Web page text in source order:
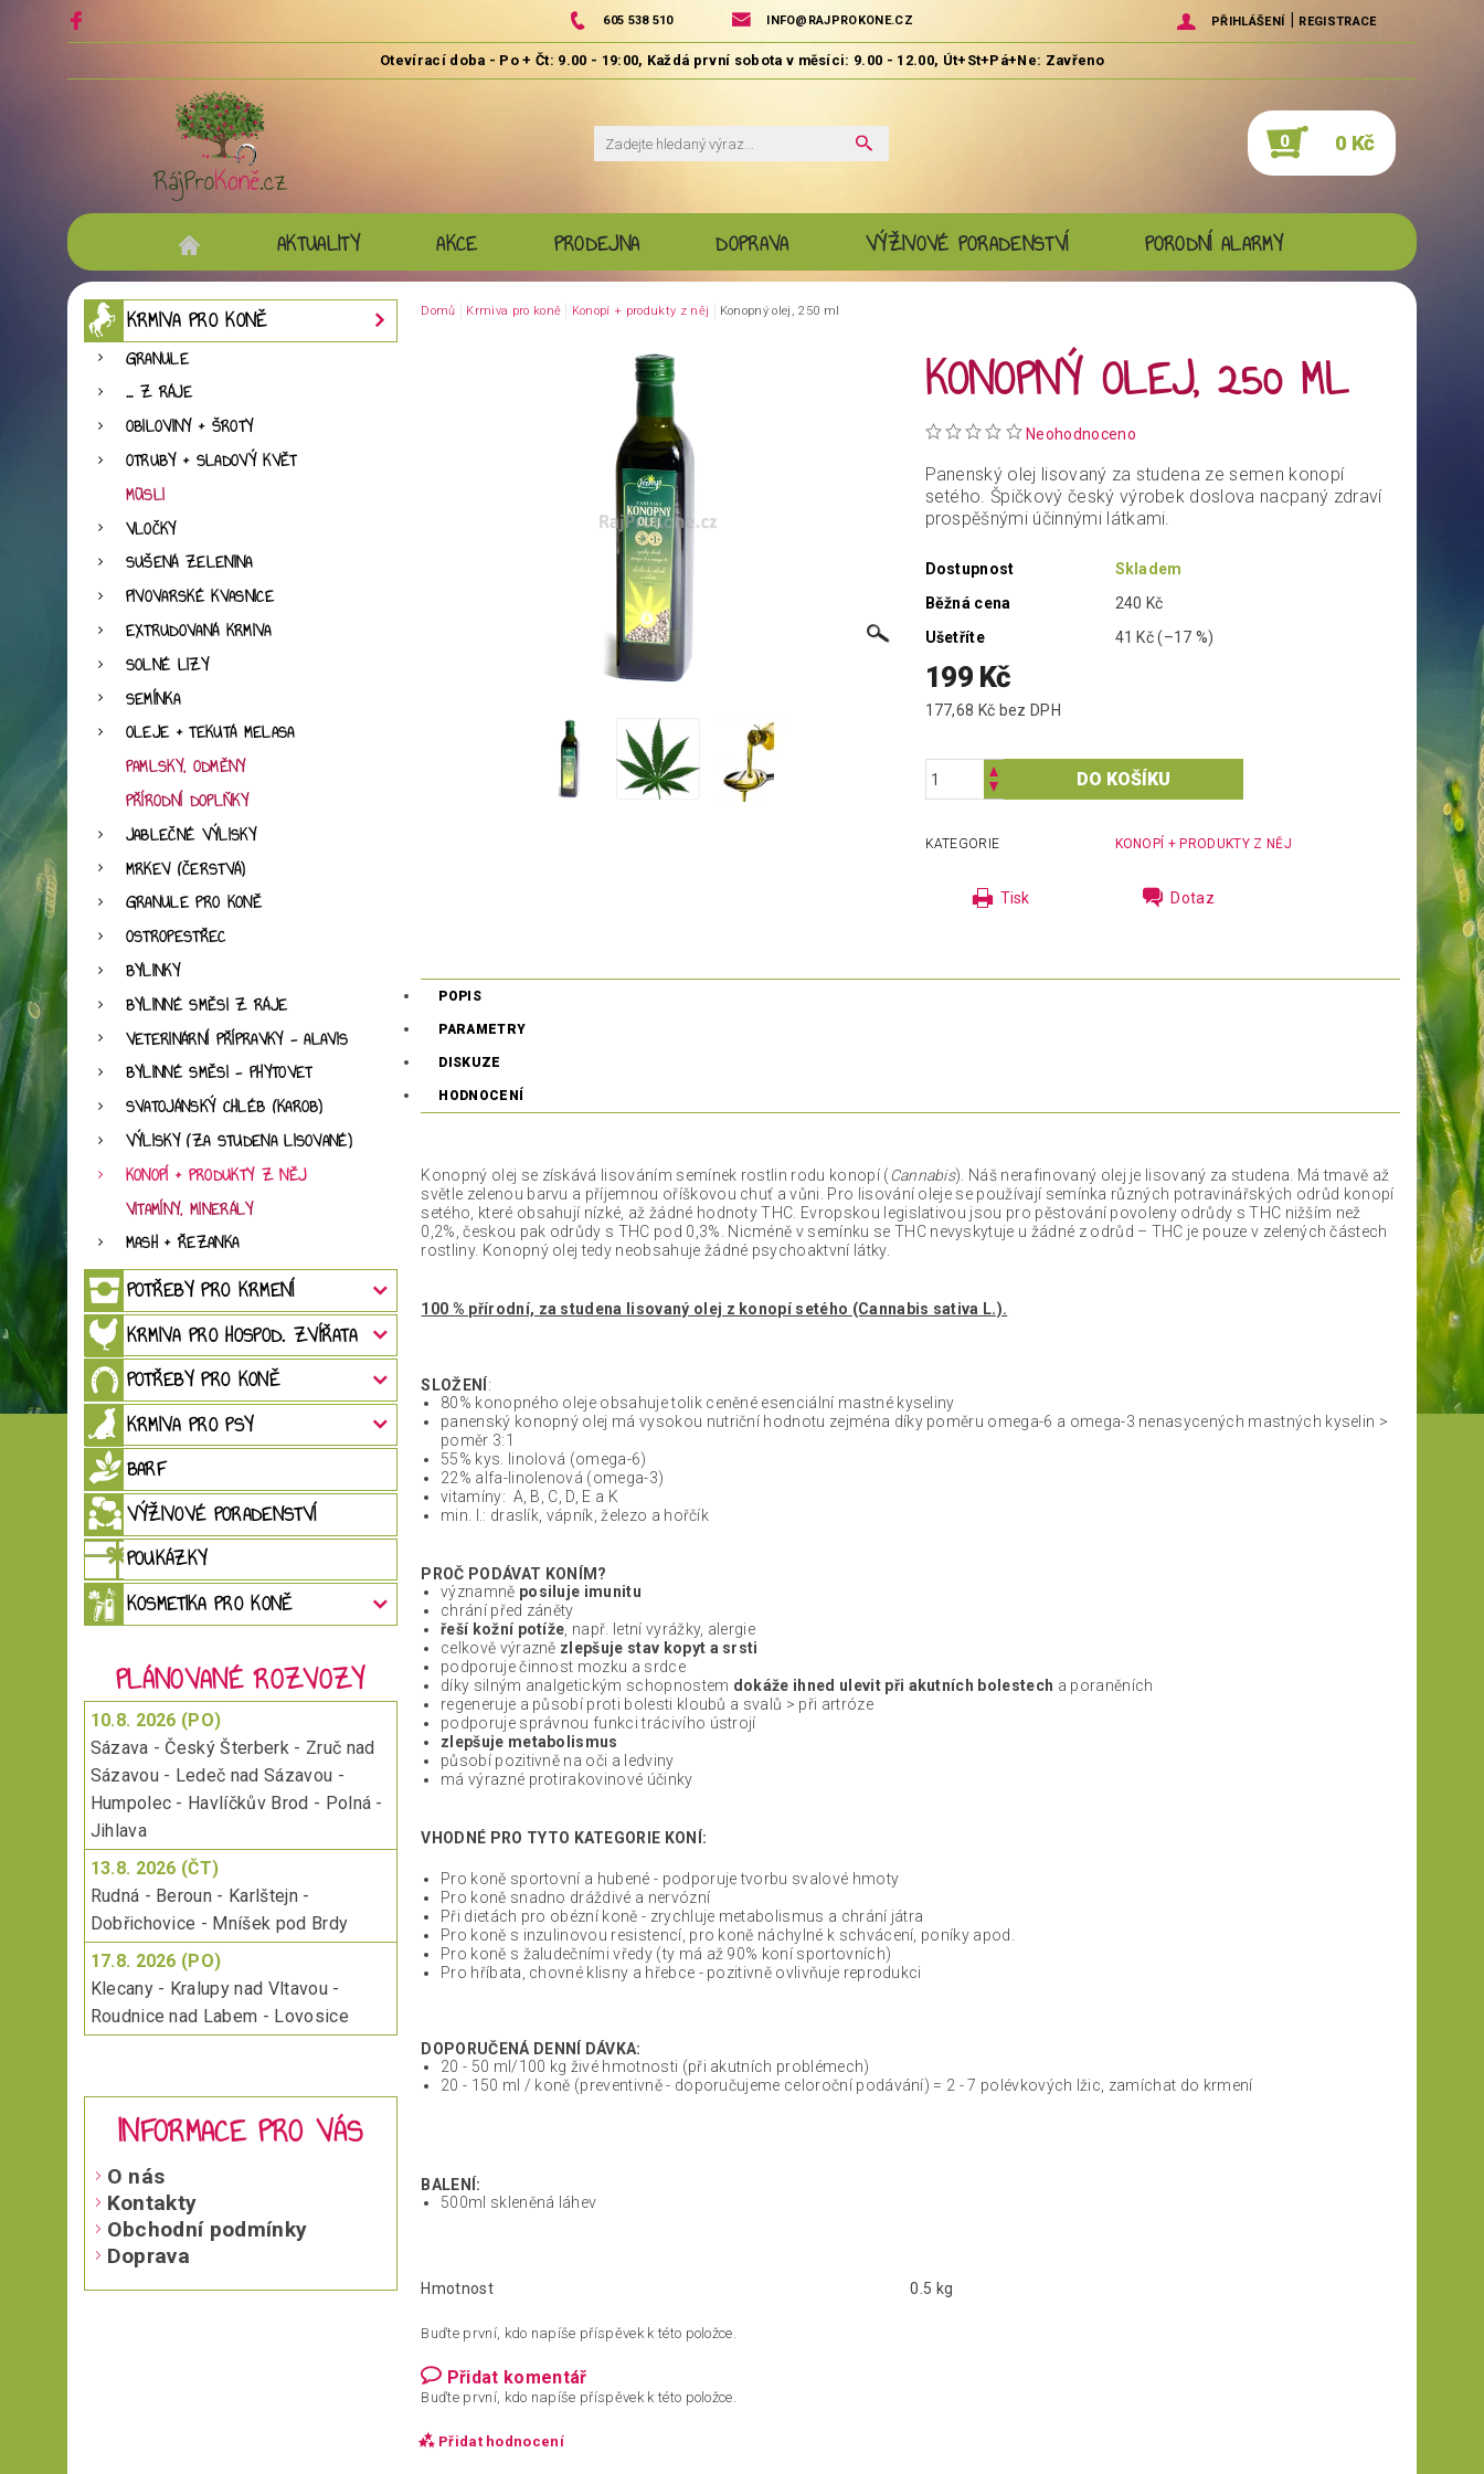
605 538 510 INFO@RAJPROKONE.CZ PŘIHLÁŠENÍ | REGISTRACE
0 0 Kč
AKTUALITY AKCE PRODEJNA DOPRAVA VÝŽIVOVÉ PORADENSTVÍ PORODNÍ ALARMY
KRMIVA PRO KONĚ
GRANULE
... Z RÁJE
OBILOVINY + ŠROTY
OTRUBY + SLADOVÝ KVĚT
MÜSLI
VLOČKY
SUŠENÁ ZELENINA
PIVOVARSKÉ KVASNICE
EXTRUDOVANÁ KRMIVA
SOLNÉ LIZY
SEMÍNKA
OLEJE + TEKUTÁ MELASA
PAMLSKY, ODMĚNY
PŘÍRODNÍ DOPLŇKY
JABLEČNÉ VÝLISKY
MRKEV (ČERSTVÁ)
GRANULE PRO KONĚ
OSTROPESTŘEC
BYLINKY
BYLINNÉ SMĚSI Z RÁJE
VETERINÁRNÍ PŘÍPRAVKY - ALAVIS
BYLINNÉ SMĚSI - PHYTOVET
SVATOJÁNSKÝ CHLÉB (KAROB)
VÝLISKY (ZA STUDENA LISOVANÉ)
KONOPÍ + PRODUKTY Z NĚJ
VITAMÍNY, MINERÁLY
MASH + ŘEZANKA
POTŘEBY PRO KRMENÍ
KRMIVA PRO HOSPOD. ZVÍŘATA
POTŘEBY PRO KONĚ
KRMIVA PRO PSY
BARF
VÝŽIVOVÉ PORADENSTVÍ
POUKÁZKY
KOSMETIKA PRO KONĚ
PLÁNOVANÉ ROZVOZY
10.8. 2026 (PO)
Sázava - Český Šterberk - Zruč nad
Sázavou - Ledeč nad Sázavou -
Humpolec - Havlíčkův Brod - Polná -
Jihlava
13.8. 2026 (ČT)
Rudná - Beroun - Karlštejn -
Dobřichovice - Mníšek pod Brdy
17.8. 2026 (PO)
Klecany - Kralupy nad Vltavou -
Roudnice nad Labem - Lovosice
INFORMACE PRO VÁS
O nás
Kontakty
Obchodní podmínky
Doprava
Domů Krmiva pro koně Konopí + produkty z něj Konopný olej, 250 ml
KONOPNÝ OLEJ, 250 ML
Neohodnoceno
Panenský olej lisovaný za studena ze semen konopí
setého. Špičkový český výrobek doslova nacpaný zdraví
prospěšnými účinnými látkami.
Dostupnost
Skladem
Běžná cena
240 Kč
Ušetříte
41 Kč(–17 %)
199 Kč
177,68 Kč bez DPH
KATEGORIE KONOPÍ + PRODUKTY Z NĚJ
Tisk Dotaz
POPIS
PARAMETRY
DISKUZE
HODNOCENÍ
Konopný olej se získává lisováním semínek rostlin rodu konopí (Cannabis). Náš nerafinovaný olej je lisovaný za studena. Má tmavě až
světle zelenou barvu a příjemnou oříškovou chuť a vůni. Pro lisování oleje se používají semínka různých potravinářských odrůd konopí
setého, které obsahují nízké, až žádné hodnoty THC. Evropskou legislativou jsou pro pěstování povoleny odrůdy s THC nižším než
0,2%, českou pak odrůdy s THC pod 0,3%. Nicméně v semínku se THC nevyskytuje u žádné z odrůd – THC je pouze v zelených částech
rostliny. Konopný olej tedy neobsahuje žádné psychoaktvní látky.
100 % přírodní, za studena lisovaný olej z konopí setého (Cannabis sativa L.).
SLOŽENÍ :
80% konopného oleje obsahuje tolik ceněné esenciální mastné kyseliny
panenský konopný olej má vysokou nutriční hodnotu zejména díky poměru omega-6 a omega-3 nenasycených mastných kyselin >
poměr 3:1
55% kys. linolová (omega-6)
22% alfa-linolenová (omega-3)
vitamíny: A, B, C, D, E a K
min. l.: draslík, vápník, železo a hořčík
PROČ PODÁVAT KONÍM?
významně posiluje imunitu
chrání před záněty
řeší kožní potíže , např. letní vyrážky, alergie
celkově výrazně zlepšuje stav kopyt a srsti
podporuje činnost mozku a srdce
díky silným analgetickým schopnostem dokáže ihned ulevit při akutních bolestech a poraněních
regeneruje a působí proti bolesti kloubů a svalů > při artróze
podporuje správnou funkci trácivího ústrojí
zlepšuje metabolismus
působí pozitivně na oči a ledviny
má výrazné protirakovinové účinky
VHODNÉ PRO TYTO KATEGORIE KONÍ:
Pro koně sportovní a hubené - podporuje tvorbu svalové hmoty
Pro koně snadno dráždivé a nervózní
Při dietách pro obézní koně - zrychluje metabolismus a chrání játra
Pro koně s inzulinovou resistencí, pro koně náchylné k schvácení, poníky apod.
Pro koně s žaludečními vředy (ty má až 90% koní sportovních)
Pro hříbata, chovné klisny a hřebce - pozitivně ovlivňuje reprodukci
DOPORUČENÁ DENNÍ DÁVKA:
20 - 50 ml/100 kg živé hmotnosti (při akutních problémech)
20 - 150 ml / koně (preventivně - doporučujeme celoroční podávání) = 2 - 7 polévkových lžic, zamíchat do krmení
BALENÍ:
500ml skleněná láhev
Hmotnost 0.5 kg
Buďte první, kdo napíše příspěvek k této položce.
Přidat komentář
Buďte první, kdo napíše příspěvek k této položce.
Přidat hodnocení